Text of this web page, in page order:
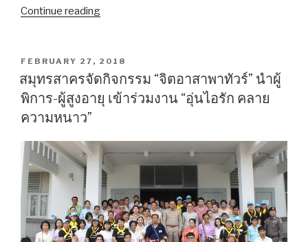
Continue reading
ถอดรหัส
เมือง
แห่ง
ความ
4
DNA”
POSTED
ON
FEBRUARY 27, 2018
สมุทรสาครจัดกิจกรรม “จิตอาสาพาทัวร์” นำผู้
พิการ-ผู้สูงอายุ เข้าร่วมงาน “อุ่นไอรัก คลาย
ความหนาว”